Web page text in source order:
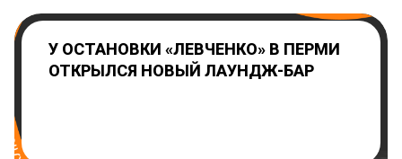
У ОСТАНОВКИ «ЛЕВЧЕНКО» В ПЕРМИ
ОТКРЫЛСЯ НОВЫЙ ЛАУНДЖ-БАР